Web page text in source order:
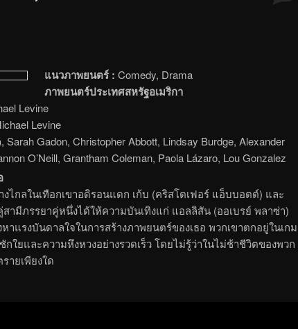
แนวภาพยนตร์ : Comedy, Drama
ภาพยนตร์ประเทศสหรัฐอเมริกา
Levine
Levine
Sarah Gadon, Christopher Abbott, Lindsay Burdge, Alexander
O’Neill, Grantham Coleman, Paola Lázaro, Lou Gonzalez
ไกลในเทือกเขาอดิรอนแดก เก้บ (คริสโตเฟอร์ แอ็บบอตต์) และ
ามีภรรยาคู่หนึ่งได้ให้ความบันเทิงแก่ แอลลิสัน (ออเบรย์ พลาซ่า)
าแรงบันดาลใจในการสร้างภาพยนตร์ของเธอ พวกเขาตกอยู่ในเกม
ใยและความหึงหวงอย่างรวดเร็ว โดยไม่รู้ว่าในไม่ช้าชีวิตของพวก
ายเพียงใด